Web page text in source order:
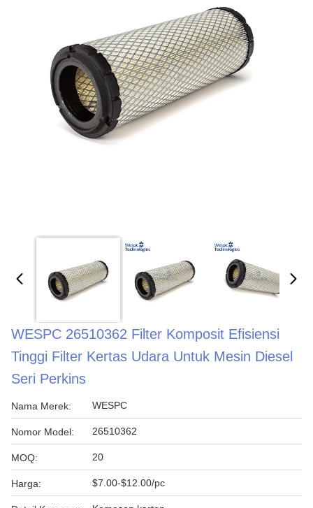
WESPC 26510362 Filter Komposit Efisiensi
Tinggi Filter Kertas Udara Untuk Mesin Diesel
Seri Perkins
Nama Merek: WESPC
Nomor Model: 26510362
MOQ: 20
Harga: $7.00-$12.00/pc